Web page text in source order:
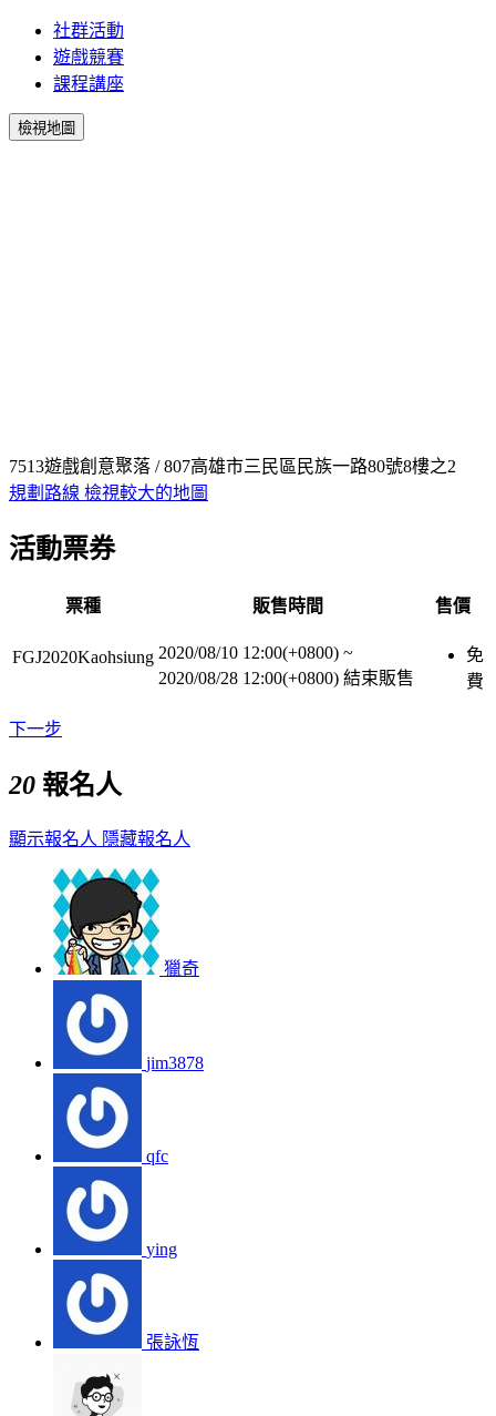
社群活動
遊戲競賽
課程講座
檢視地圖
7513遊戲創意聚落 / 807高雄市三民區民族一路80號8樓之2
規劃路線 檢視較大的地圖
活動票券
票種 販售時間 售價
FGJ2020Kaohsiung 2020/08/10 12:00(+0800) ~
2020/08/28 12:00(+0800) 結束販售
免
費
下一步
20 報名人
顯示報名人 隱藏報名人
獵奇
jim3878
qfc
ying
張詠恆